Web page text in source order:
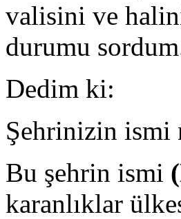
valisini ve
durumu
Dedim ki:
Şehrinizin ismi
Bu şehrin ismi
karanlıklar